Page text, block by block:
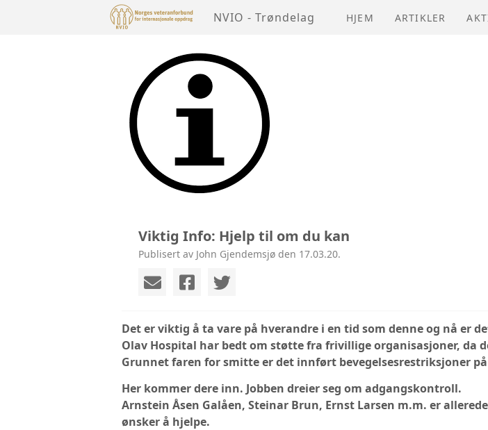
NVIO - Trøndelag HJEM ARTIKLER
Viktig Info: Hjelp til om du kan
Publisert av John Gjendemsjø den 17.03.20.
Det er viktig å ta vare på hverandre i en tid som denne og nå er
Olav Hospital har bedt om støtte fra frivillige organisasjoner, da
Grunnet faren for smitte er det innført bevegelsesrestriksjoner
Her kommer dere inn. Jobben dreier seg om adgangskontroll.
Arnstein Åsen Galåen, Steinar Brun, Ernst Larsen m.m. er
ønsker å hjelpe.